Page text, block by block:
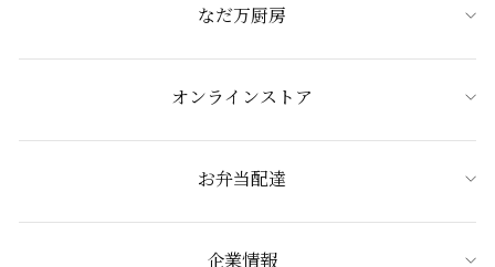
なだ万厨房
オンラインストア
お弁当配達
企業情報